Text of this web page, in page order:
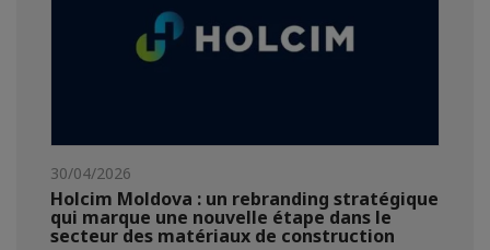
30/04/2026
Holcim Moldova : un rebranding stratégique
qui marque une nouvelle étape dans le
secteur des matériaux de construction